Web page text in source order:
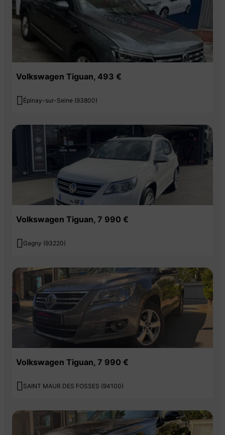
Volkswagen Tiguan, 493 €
 Épinay-sur-Seine (93800)
Volkswagen Tiguan, 7 990 €
 Gagny (93220)
Volkswagen Tiguan, 7 990 €
 SAINT MAUR DES FOSSES (94100)